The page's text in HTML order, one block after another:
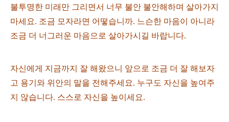
불투명한 미래만 그리면서 너무 불안 불안해하며 살아가지
마세요. 조금 모자라면 어떻습니까. 느슨한 마음이 아니라
조금 더 너그러운 마음으로 살아가시길 바랍니다.
자신에게 지금까지 잘 해왔으니 앞으로 조금 더 잘 해보자
고 용기와 위안의 말을 전해주세요. 누구도 자신을 높여주
지 않습니다. 스스로 자신을 높이세요.